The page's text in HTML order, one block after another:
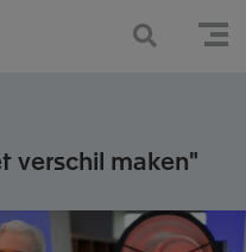
verschil maken"